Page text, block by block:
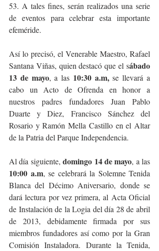
53. A tales fines, serán realizados una serie
de eventos para celebrar esta importante
efeméride.
Así lo precisó, el Venerable Maestro, Rafael
Santana Viñas, quien destacó que el sábado
13 de mayo, a las 10:30 a.m, se llevará a
cabo un Acto de Ofrenda en honor a
nuestros padres fundadores Juan Pablo
Duarte y Diez, Francisco Sánchez del
Rosario y Ramón Mella Castillo en el Altar
de la Patria del Parque Independencia.
Al día siguiente, domingo 14 de mayo
10:00 a.m, se celebrará la Solemne Tenida
Blanca del Décimo Aniversario, donde se
dará lectura por vez primera, al Acta Oficial
de Instalación de la Logia del día 28 de abril
de 2013, debidamente firmada por sus
miembros fundadores así como por la Gran
Comisión Instaladora. Durante la Tenida,